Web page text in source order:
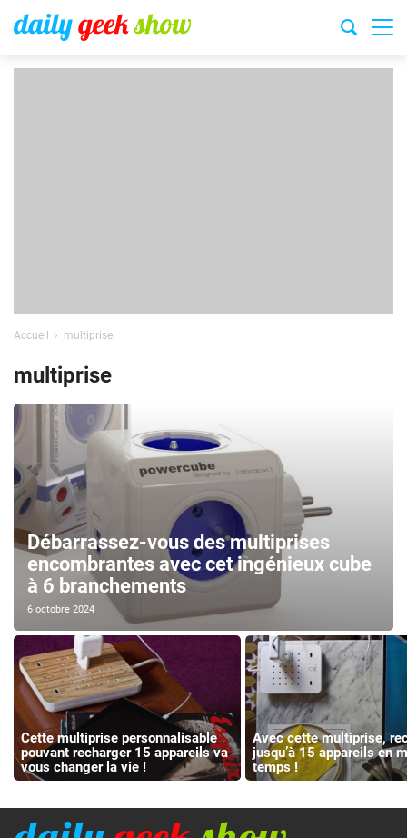
Accueil multiprise
multiprise
Débarrassez-vous des multiprises
encombrantes avec cet ingénieux cube
à 6 branchements
6 octobre 2024
Cette multiprise personnalisable
pouvant recharger 15 appareils va
vous changer la vie !
Avec cette multiprise,
jusqu’à 15 appareils en
temps !